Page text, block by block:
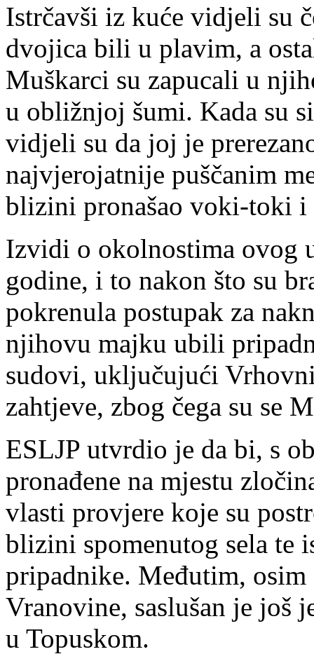
Istrčavši iz kuće vidjeli su
dvojica bili u plavim, a
Muškarci su zapucali u
u obližnjoj šumi. Kada su
vidjeli su da joj je
najvjerojatnije puščanim
blizini pronašao voki-toki i
Izvidi o okolnostima ovog
godine, i to nakon što su
pokrenula postupak za
njihovu majku ubili
sudovi, uključujući
zahtjeve, zbog čega su se
ESLJP utvrdio je da bi, s
pronađene na mjestu
vlasti provjere koje su
blizini spomenutog sela te
pripadnike. Međutim,
Vranovine, saslušan je
u Topuskom.